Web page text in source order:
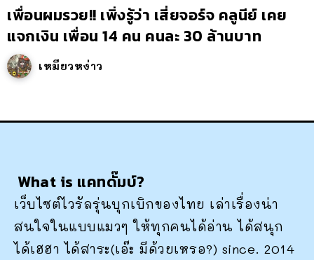
เพื่อนผมรวย!! เพิ่งรู้ว่า เสี่ยจอร์จ คลูนีย์ เคย
แจกเงิน เพื่อน 14 คน คนละ 30 ล้านบาท
เหมียวหง่าว
What is แคทดั๊มบ์?
เว็บไซต์ไวรัลรุ่นบุกเบิกของไทย เล่าเรื่องน่า
สนใจในแบบแมวๆ ให้ทุกคนได้อ่าน ได้สนุก
ได้เฮฮา ได้สาระ(เอ๊ะ มีด้วยเหรอ?) since. 2014